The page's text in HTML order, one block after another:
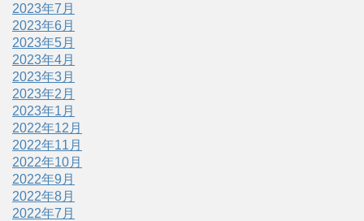
2023年7月
2023年6月
2023年5月
2023年4月
2023年3月
2023年2月
2023年1月
2022年12月
2022年11月
2022年10月
2022年9月
2022年8月
2022年7月